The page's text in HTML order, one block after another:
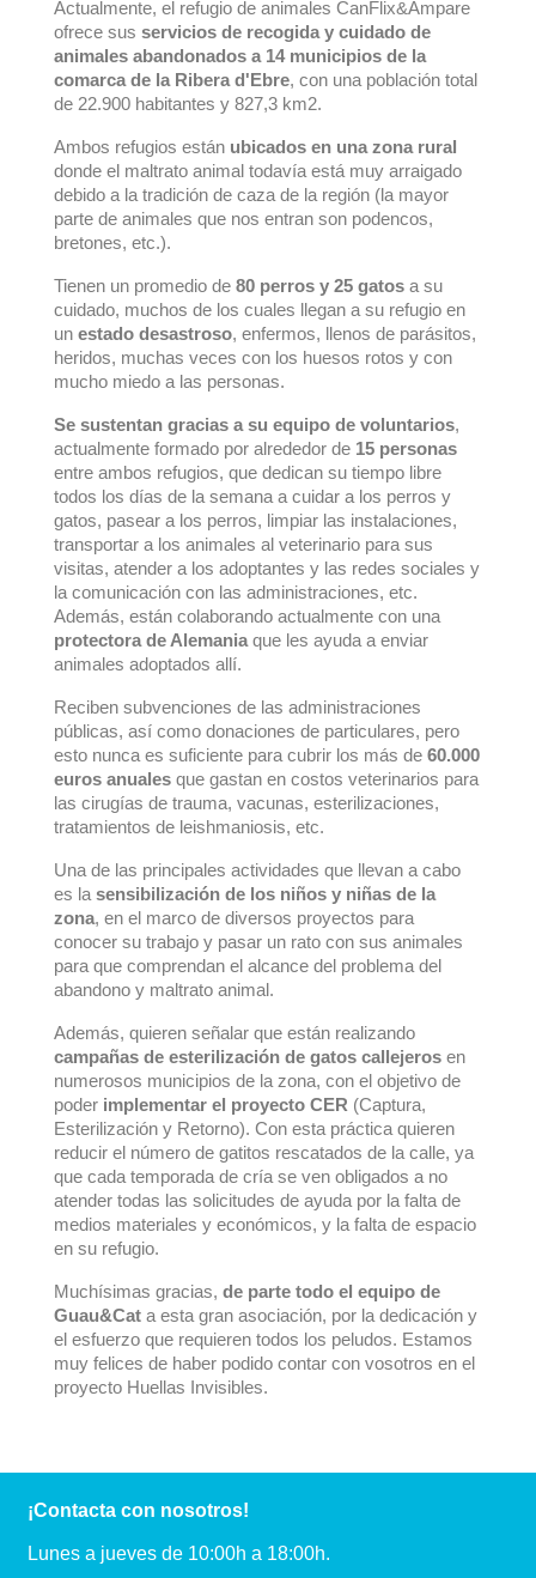
Actualmente, el refugio de animales CanFlix&Ampare
ofrece sus servicios de recogida y cuidado de
animales abandonados a 14 municipios de la
comarca de la Ribera d'Ebre, con una población total
de 22.900 habitantes y 827,3 km2.
Ambos refugios están ubicados en una zona rural
donde el maltrato animal todavía está muy arraigado
debido a la tradición de caza de la región (la mayor
parte de animales que nos entran son podencos,
bretones, etc.).
Tienen un promedio de 80 perros y 25 gatos a su
cuidado, muchos de los cuales llegan a su refugio en
un estado desastroso, enfermos, llenos de parásitos,
heridos, muchas veces con los huesos rotos y con
mucho miedo a las personas.
Se sustentan gracias a su equipo de voluntarios,
actualmente formado por alrededor de 15 personas
entre ambos refugios, que dedican su tiempo libre
todos los días de la semana a cuidar a los perros y
gatos, pasear a los perros, limpiar las instalaciones,
transportar a los animales al veterinario para sus
visitas, atender a los adoptantes y las redes sociales y
la comunicación con las administraciones, etc.
Además, están colaborando actualmente con una
protectora de Alemania que les ayuda a enviar
animales adoptados allí.
Reciben subvenciones de las administraciones
públicas, así como donaciones de particulares, pero
esto nunca es suficiente para cubrir los más de 60.000
euros anuales que gastan en costos veterinarios para
las cirugías de trauma, vacunas, esterilizaciones,
tratamientos de leishmaniosis, etc.
Una de las principales actividades que llevan a cabo
es la sensibilización de los niños y niñas de la
zona, en el marco de diversos proyectos para
conocer su trabajo y pasar un rato con sus animales
para que comprendan el alcance del problema del
abandono y maltrato animal.
Además, quieren señalar que están realizando
campañas de esterilización de gatos callejeros en
numerosos municipios de la zona, con el objetivo de
poder implementar el proyecto CER (Captura,
Esterilización y Retorno). Con esta práctica quieren
reducir el número de gatitos rescatados de la calle, ya
que cada temporada de cría se ven obligados a no
atender todas las solicitudes de ayuda por la falta de
medios materiales y económicos, y la falta de espacio
en su refugio.
Muchísimas gracias, de parte todo el equipo de
Guau&Cat a esta gran asociación, por la dedicación y
el esfuerzo que requieren todos los peludos. Estamos
muy felices de haber podido contar con vosotros en el
proyecto Huellas Invisibles.
¡Contacta con nosotros!
Lunes a jueves de 10:00h a 18:00h.